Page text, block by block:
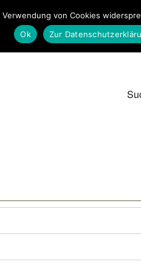
von Cookies
Ok
Zur